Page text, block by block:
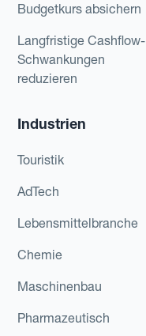
Budgetkurs absichern
Langfristige Cashflow-
Schwankungen
reduzieren
Industrien
Touristik
AdTech
Lebensmittelbranche
Chemie
Maschinenbau
Pharmazeutisch